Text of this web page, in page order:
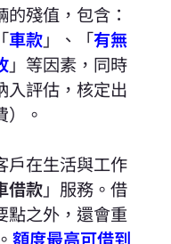
殘值，包含：
車款」、「有無
」等因素，同時
入評估，核定出
。
戶在生活與工作
借款」服務。借
點之外，還會重
額度最高可借到